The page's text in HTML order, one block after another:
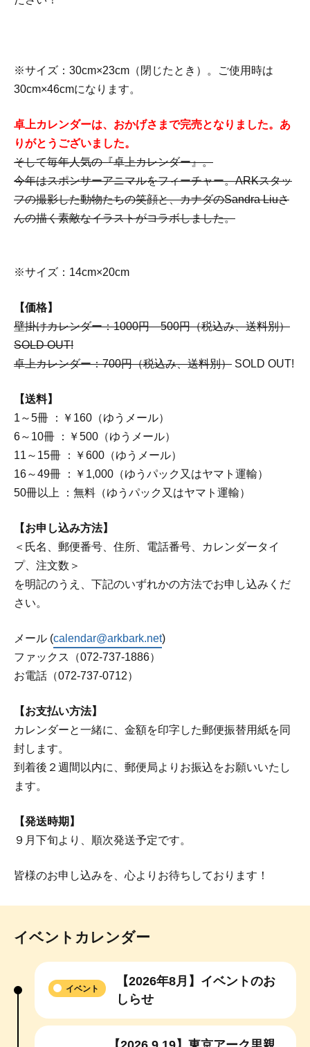
※サイズ：30cm×23cm（閉じたとき）。ご使用時は
30cm×46cmになります。
卓上カレンダーは、おかげさまで完売となりました。あ
りがとうございました。
そして毎年人気の『卓上カレンダー』。
今年はスポンサーアニマルをフィーチャー。ARKスタッ
フの撮影した動物たちの笑顔と、カナダのSandra Liuさ
んの描く素敵なイラストがコラボしました。
※サイズ：14cm×20cm
【価格】
壁掛けカレンダー：1000円500円（税込み、送料別）
SOLD OUT!
卓上カレンダー：700円（税込み、送料別） SOLD OUT!
【送料】
1～5冊 ：￥160（ゆうメール）
6～10冊 ：￥500（ゆうメール）
11～15冊 ：￥600（ゆうメール）
16～49冊 ：￥1,000（ゆうパック又はヤマト運輸）
50冊以上 ：無料（ゆうパック又はヤマト運輸）
【お申し込み方法】
＜氏名、郵便番号、住所、電話番号、カレンダータイ
プ、注文数＞
を明記のうえ、下記のいずれかの方法でお申し込みくだ
さい。
メール (calendar@arkbark.net)
ファックス（072-737-1886）
お電話（072-737-0712）
【お支払い方法】
カレンダーと一緒に、金額を印字した郵便振替用紙を同
封します。
到着後２週間以内に、郵便局よりお振込をお願いいたし
ます。
【発送時期】
９月下旬より、順次発送予定です。
皆様のお申し込みを、心よりお待ちしております！
イベントカレンダー
【2026年8月】イベントのお
しらせ
イベント